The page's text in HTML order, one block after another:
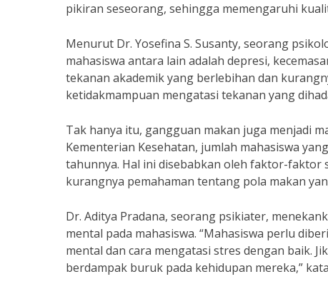
pikiran seseorang, sehingga memengaruhi
Menurut Dr. Yosefina S. Susanty, seorang
mahasiswa antara lain adalah depresi,
tekanan akademik yang berlebihan dan
ketidakmampuan mengatasi tekanan yang
Tak hanya itu, gangguan makan juga menjadi
Kementerian Kesehatan, jumlah mahasiswa
tahunnya. Hal ini disebabkan oleh faktor-faktor
kurangnya pemahaman tentang pola makan
Dr. Aditya Pradana, seorang psikiater,
mental pada mahasiswa. “Mahasiswa perlu
mental dan cara mengatasi stres dengan baik.
berdampak buruk pada kehidupan mereka,”